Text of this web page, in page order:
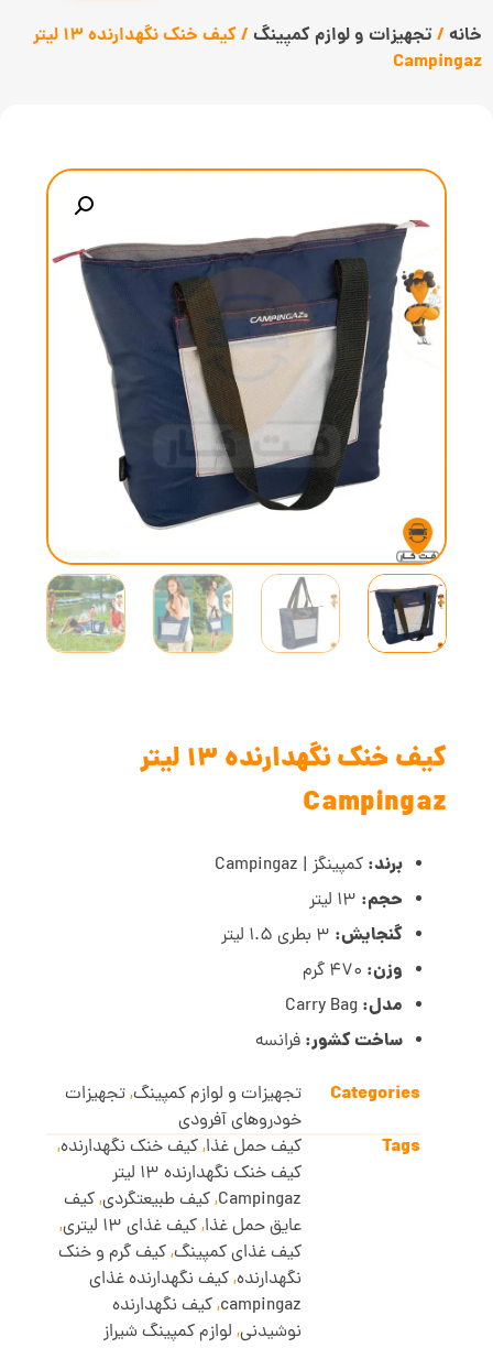
خانه /تجهیزات و لوازم کمپینگ
/ کیف خنک نگهدارنده 13 لیتر
Campingaz
کیف خنک نگهدارنده 13 لیتر
Campingaz
برند: کمپینگز | Campingaz
حجم:
گنجایش:
وزن:
مدل:
ساخت کشور: فرانسه
Categories تجهیزات و لوازم کمپینگ,تجهیزات
خودروهای آفرودی
Tags کیف حمل غذا,کیف خنک نگهدارنده,
کیف خنک نگهدارنده 13 لیتر
Campingaz
,کیف طبیعتگردی,کیف
عایق حمل غذا,کیف غذای 13 لیتری
,
کیف غذای کمپینگ,کیف گرم و خنک
نگهدارنده,کیف نگهدارنده غذای
campingaz
,کیف نگهدارنده
نوشیدنی, لوازم کمپینگ شیراز